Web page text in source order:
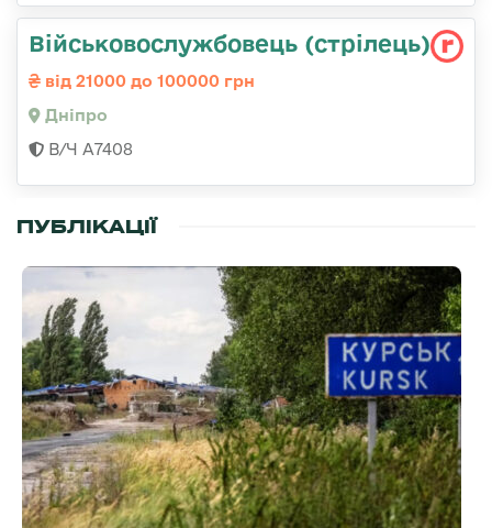
Військовослужбовець (стрілець)
від 21000 до 100000 грн
Дніпро
В/Ч А7408
ПУБЛІКАЦІЇ